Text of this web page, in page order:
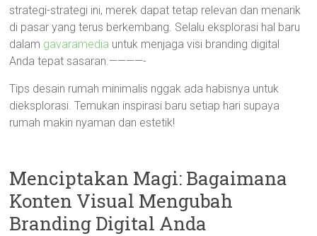
strategi-strategi ini, merek dapat tetap relevan dan menarik
di pasar yang terus berkembang. Selalu eksplorasi hal baru
dalam gavaramedia untuk menjaga visi branding digital
Anda tepat sasaran.————-
Tips desain rumah minimalis nggak ada habisnya untuk
dieksplorasi. Temukan inspirasi baru setiap hari supaya
rumah makin nyaman dan estetik!
Menciptakan Magi: Bagaimana
Konten Visual Mengubah
Branding Digital Anda